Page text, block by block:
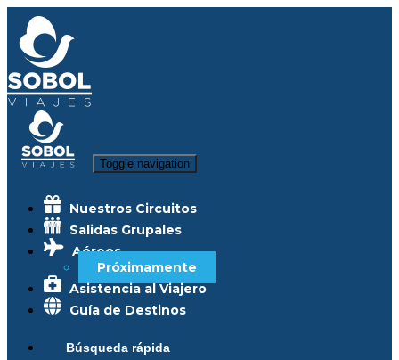
Toggle navigation
Nuestros Circuitos
Salidas Grupales
Aéreos
Próximamente
Asistencia al Viajero
Guía de Destinos
Búsqueda rápida